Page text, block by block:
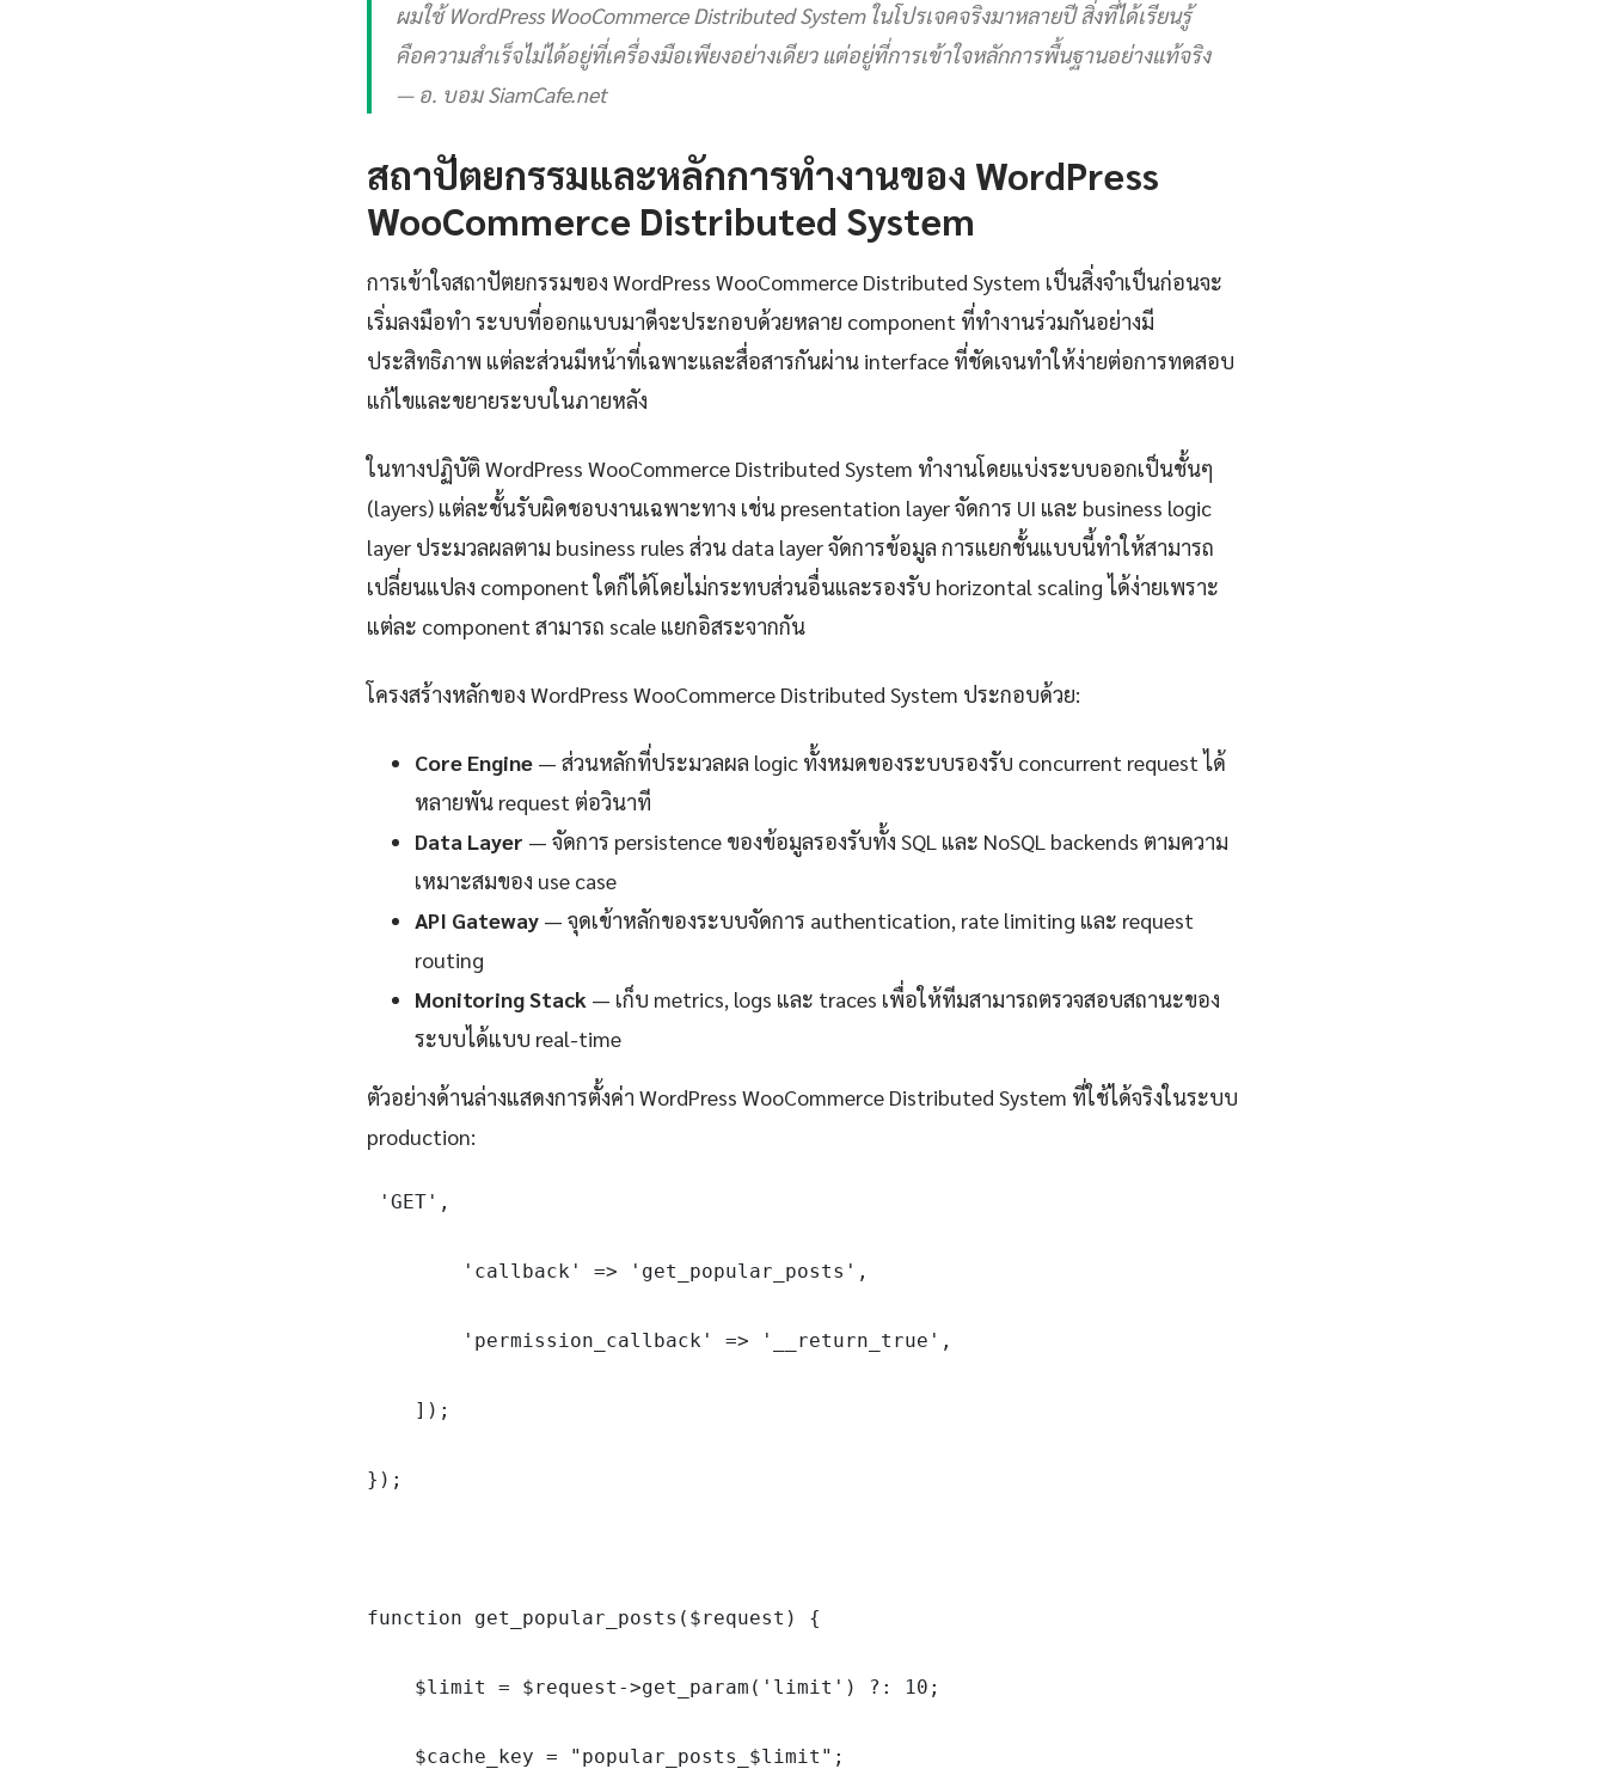
ผมใช้ WordPress WooCommerce Distributed System ในโปรเจคจริงมาหลายปี สิ่งที่ได้เรียนรู้
คือความสำเร็จไม่ได้อยู่ที่เครื่องมือเพียงอย่างเดียว แต่อยู่ที่การเข้าใจหลักการพื้นฐานอย่างแท้จริง
— อ. บอม SiamCafe.net
สถาปัตยกรรมและหลักการทำงานของ WordPress
WooCommerce Distributed System
การเข้าใจสถาปัตยกรรมของ WordPress WooCommerce Distributed System เป็นสิ่งจำเป็นก่อนจะ
เริ่มลงมือทำ ระบบที่ออกแบบมาดีจะประกอบด้วยหลาย component ที่ทำงานร่วมกันอย่างมี
ประสิทธิภาพ แต่ละส่วนมีหน้าที่เฉพาะและสื่อสารกันผ่าน interface ที่ชัดเจนทำให้ง่ายต่อการทดสอบ
แก้ไขและขยายระบบในภายหลัง
ในทางปฏิบัติ WordPress WooCommerce Distributed System ทำงานโดยแบ่งระบบออกเป็นชั้นๆ
(layers) แต่ละชั้นรับผิดชอบงานเฉพาะทาง เช่น presentation layer จัดการ UI และ business logic
layer ประมวลผลตาม business rules ส่วน data layer จัดการข้อมูล การแยกชั้นแบบนี้ทำให้สามารถ
เปลี่ยนแปลง component ใดก็ได้โดยไม่กระทบส่วนอื่นและรองรับ horizontal scaling ได้ง่ายเพราะ
แต่ละ component สามารถ scale แยกอิสระจากกัน
โครงสร้างหลักของ WordPress WooCommerce Distributed System ประกอบด้วย:
Core Engine — ส่วนหลักที่ประมวลผล logic ทั้งหมดของระบบรองรับ concurrent request ได้
หลายพัน request ต่อวินาที
Data Layer — จัดการ persistence ของข้อมูลรองรับทั้ง SQL และ NoSQL backends ตามความ
เหมาะสมของ use case
API Gateway — จุดเข้าหลักของระบบจัดการ authentication, rate limiting และ request
routing
Monitoring Stack — เก็บ metrics, logs และ traces เพื่อให้ทีมสามารถตรวจสอบสถานะของ
ระบบได้แบบ real-time
ตัวอย่างด้านล่างแสดงการตั้งค่า WordPress WooCommerce Distributed System ที่ใช้ได้จริงในระบบ
production:
'GET',
        'callback' => 'get_popular_posts',
        'permission_callback' => '__return_true',
    ]);
});
function get_popular_posts($request) {
    $limit = $request->get_param('limit') ?: 10;
    $cache_key = "popular_posts_$limit";